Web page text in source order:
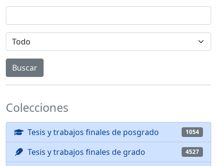
Colecciones
Tesis y trabajos finales de posgrado 1054
Tesis y trabajos finales de grado 4527